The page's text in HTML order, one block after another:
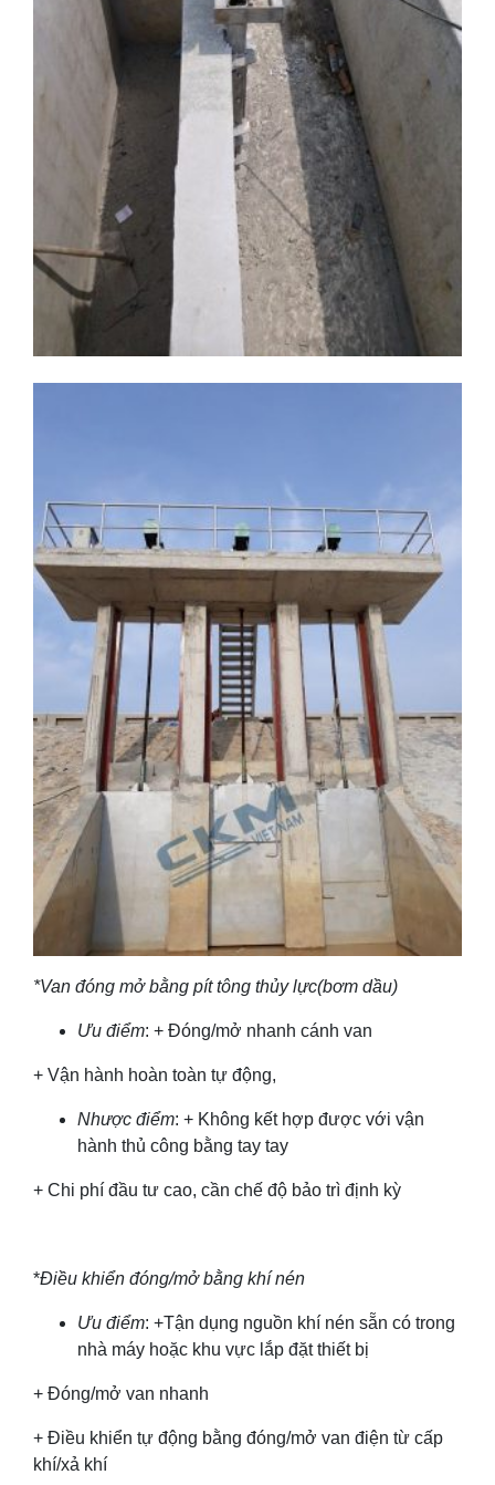
*Van đóng mở bằng pít tông thủy lực(bơm dầu)
Ưu điểm: + Đóng/mở nhanh cánh van
+ Vận hành hoàn toàn tự động,
Nhược điểm: + Không kết hợp được với vận
hành thủ công bằng tay tay
+ Chi phí đầu tư cao, cần chế độ bảo trì định kỳ
*Điều khiển đóng/mở bằng khí nén
Ưu điểm: +Tận dụng nguồn khí nén sẵn có trong
nhà máy hoặc khu vực lắp đặt thiết bị
+ Đóng/mở van nhanh
+ Điều khiển tự động bằng đóng/mở van điện từ cấp
khí/xả khí